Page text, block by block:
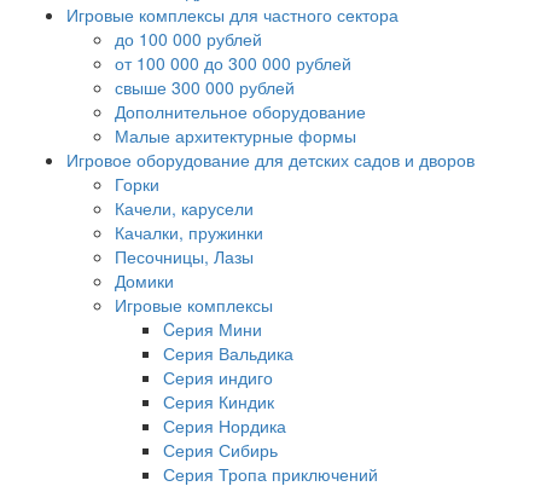
Игровые комплексы для частного сектора
до 100 000 рублей
от 100 000 до 300 000 рублей
свыше 300 000 рублей
Дополнительное оборудование
Малые архитектурные формы
Игровое оборудование для детских садов и дворов
Горки
Качели, карусели
Качалки, пружинки
Песочницы, Лазы
Домики
Игровые комплексы
Cерия Мини
Серия Вальдика
Серия индиго
Серия Киндик
Серия Нордика
Серия Сибирь
Серия Тропа приключений